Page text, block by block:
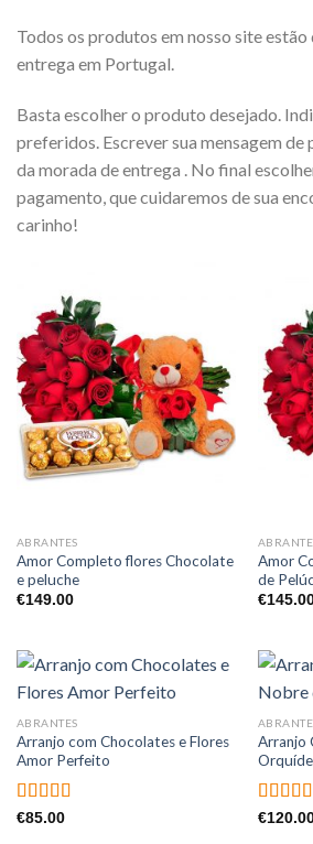
Todos os produtos em nosso site
entrega em Portugal.
Basta escolher o produto desejado.
preferidos. Escrever sua mensagem de
da morada de entrega . No final
pagamento, que cuidaremos de sua
carinho!
ABRANTES
Amor Completo flores Chocolate
e peluche
€149.00
Amor
de
€
ABRANTES
Arranjo com Chocolates e Flores
Amor Perfeito
Avaliação
€85.00
Arranjo
€